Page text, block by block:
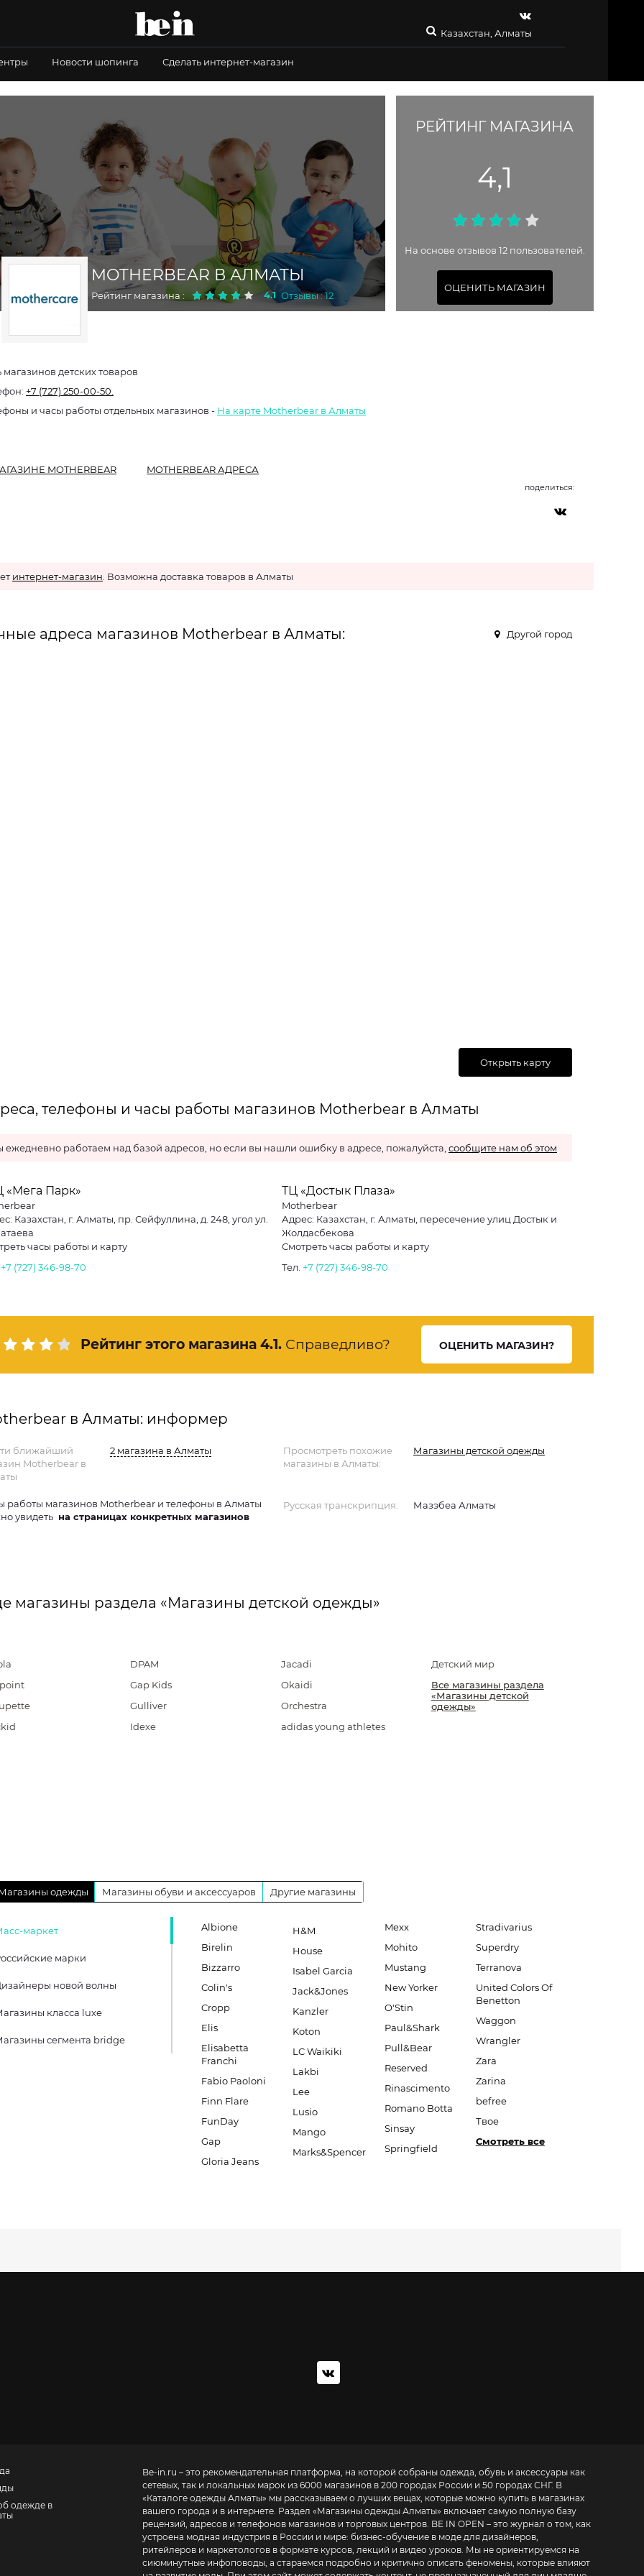
Казахстан, Алматы
Новости шопинга Сделать интернет-магазин
MOTHERBEAR В АЛМАТЫ
Рейтинг магазина : 4.1 Отзывы : 12
РЕЙТИНГ МАГАЗИНА
4,1
На основе отзывов 12 пользователей.
ОЦЕНИТЬ МАГАЗИН
магазинов детских товаров
+7 (727) 250-00-50.
и часы работы отдельных магазинов - На карте Motherbear в Алматы
MOTHERBEAR MOTHERBEAR АДРЕСА
поделиться:
интернет-магазин . Возможна доставка товаров в Алматы
адреса магазинов Motherbear в Алматы: Другой город
Открыть карту
телефоны и часы работы магазинов Motherbear в Алматы
ежедневно работаем над базой адресов, но если вы нашли ошибку в адресе, пожалуйста, сообщите нам об этом
«Мега Парк»
Казахстан, г. Алматы, пр. Сейфуллина, д. 248, угол ул.
часы работы и карту
+7 (727) 346-98-70
ТЦ «Достык Плаза»
Motherbear
Адрес: Казахстан, г. Алматы, пересечение улиц Достык и
Жолдасбекова
Смотреть часы работы и карту
Тел. +7 (727) 346-98-70
Рейтинг этого магазина 4.1. Справедливо? ОЦЕНИТЬ МАГАЗИН?
в Алматы: информер
ближайший
Motherbear в
2 магазина в Алматы
работы магазинов Motherbear и телефоны в Алматы
увидеть на страницах конкретных магазинов
Просмотреть похожие
магазины в Алматы:
Магазины детской одежды
Русская транскрипция: Мазэбеа Алматы
магазины раздела «Магазины детской одежды»
DPAM
Gap Kids
Gulliver
Idexe
Jacadi
Okaidi
Orchestra
adidas young athletes
Детский мир
Все магазины раздела
«Магазины детской
одежды»
одежды Магазины обуви и аксессуаров Другие магазины
маркет
марки
новой волны
класса luxe
сегмента bridge
Albione
Birelin
Bizzarro
Colin's
Cropp
Elis
Elisabetta
Franchi
Fabio Paoloni
Finn Flare
FunDay
Gap
Gloria Jeans
H&M
House
Isabel Garcia
Jack&Jones
Kanzler
Koton
LC Waikiki
Lakbi
Lee
Lusio
Mango
Marks&Spencer
Mexx
Mohito
Mustang
New Yorker
O'Stin
Paul&Shark
Pull&Bear
Reserved
Rinascimento
Romano Botta
Sinsay
Springfield
Stradivarius
Superdry
Terranova
United Colors Of
Benetton
Waggon
Wrangler
Zara
Zarina
befree
Твое
Смотреть все
одежде в
Be-in.ru – это рекомендательная платформа, на которой собраны одежда, обувь и аксессуары как
сетевых, так и локальных марок из 6000 магазинов в 200 городах России и 50 городах СНГ. В
«Каталоге одежды Алматы» мы рассказываем о лучших вещах, которые можно купить в магазинах
вашего города и в интернете. Раздел «Магазины одежды Алматы» включает самую полную базу
рецензий, адресов и телефонов магазинов и торговых центров. BE IN OPEN – это журнал о том, как
устроена модная индустрия в России и мире: бизнес-обучение в моде для дизайнеров,
ритейлеров и маркетологов в формате курсов, лекций и видео уроков. Мы не ориентируемся на
сиюминутные инфоповоды, а стараемся подробно и критично описать феномены, которые влияют